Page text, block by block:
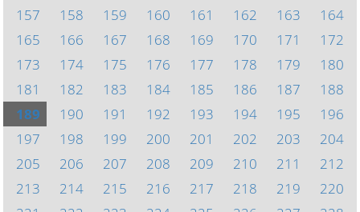
157
158 159 160 161 162 163
164
165
166 167 168 169 170 171
172
173
174 175 176 177 178 179
180
181
182 183 184 185 186 187
188
189
190 191 192 193 194 195
196
197
198 199 200 201 202 203
204
205
206 207 208 209 210 211
212
213
214 215 216 217 218 219
220